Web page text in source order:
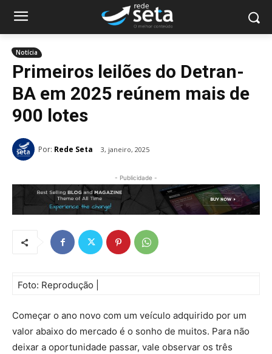
Notícia
Primeiros leilões do Detran-
BA em 2025 reúnem mais de
900 lotes
Por: Rede Seta 3, janeiro, 2025
- Publicidade -
Foto: Reprodução |
Começar o ano novo com um veículo adquirido por um
valor abaixo do mercado é o sonho de muitos. Para não
deixar a oportunidade passar, vale observar os três